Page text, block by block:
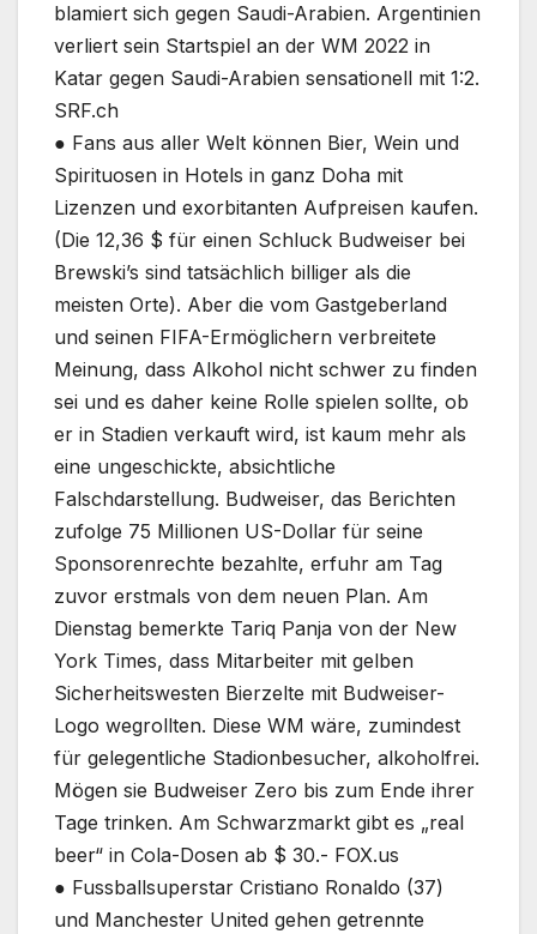
blamiert sich gegen Saudi-Arabien. Argentinien
verliert sein Startspiel an der WM 2022 in
Katar gegen Saudi-Arabien sensationell mit 1:2.
SRF.ch
● Fans aus aller Welt können Bier, Wein und
Spirituosen in Hotels in ganz Doha mit
Lizenzen und exorbitanten Aufpreisen kaufen.
(Die 12,36 $ für einen Schluck Budweiser bei
Brewski’s sind tatsächlich billiger als die
meisten Orte). Aber die vom Gastgeberland
und seinen FIFA-Ermöglichern verbreitete
Meinung, dass Alkohol nicht schwer zu finden
sei und es daher keine Rolle spielen sollte, ob
er in Stadien verkauft wird, ist kaum mehr als
eine ungeschickte, absichtliche
Falschdarstellung. Budweiser, das Berichten
zufolge 75 Millionen US-Dollar für seine
Sponsorenrechte bezahlte, erfuhr am Tag
zuvor erstmals von dem neuen Plan. Am
Dienstag bemerkte Tariq Panja von der New
York Times, dass Mitarbeiter mit gelben
Sicherheitswesten Bierzelte mit Budweiser-
Logo wegrollten. Diese WM wäre, zumindest
für gelegentliche Stadionbesucher, alkoholfrei.
Mögen sie Budweiser Zero bis zum Ende ihrer
Tage trinken. Am Schwarzmarkt gibt es „real
beer“ in Cola-Dosen ab $ 30.- FOX.us
● Fussballsuperstar Cristiano Ronaldo (37)
und Manchester United gehen getrennte